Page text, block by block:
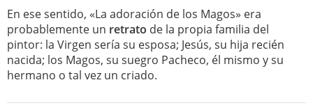
En ese sentido, «La adoración de los Magos» era
probablemente un retrato de la propia familia del
pintor: la Virgen sería su esposa; Jesús, su hija recién
nacida; los Magos, su suegro Pacheco, él mismo y su
hermano o tal vez un criado.